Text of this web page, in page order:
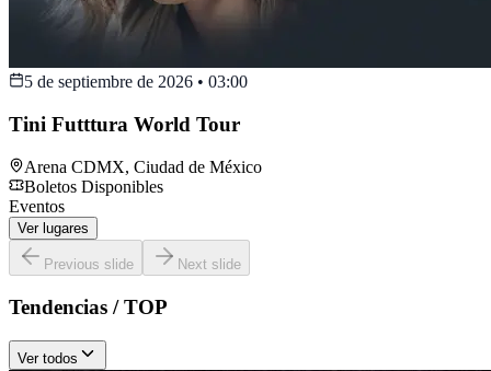
5 de septiembre de 2026 • 03:00
Tini Futttura World Tour
Arena CDMX, Ciudad de México
Boletos Disponibles
Eventos
Ver lugares
Previous slide Next slide
Tendencias / TOP
Ver todos